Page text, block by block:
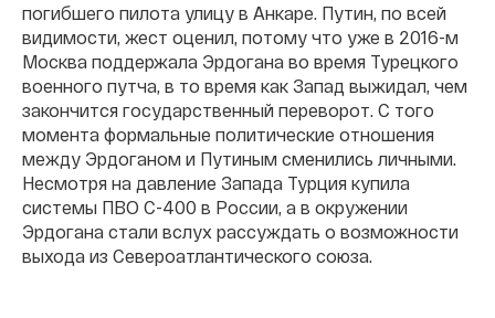
погибшего пилота улицу в Анкаре. Путин, по всей
видимости, жест оценил, потому что уже в 2016-м
Москва поддержала Эрдогана во время Турецкого
военного путча, в то время как Запад выжидал, чем
закончится государственный переворот. С того
момента формальные политические отношения
между Эрдоганом и Путиным сменились личными.
Несмотря на давление Запада Турция купила
системы ПВО С-400 в России, а в окружении
Эрдогана стали вслух рассуждать о возможности
выхода из Североатлантического союза.